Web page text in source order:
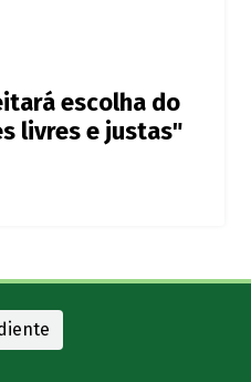
escolha do
livres e justas"